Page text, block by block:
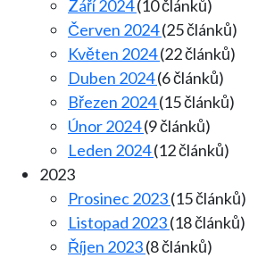
Září 2024(10 článků)
Červen 2024(25 článků)
Květen 2024(22 článků)
Duben 2024(6 článků)
Březen 2024(15 článků)
Únor 2024(9 článků)
Leden 2024(12 článků)
2023
Prosinec 2023(15 článků)
Listopad 2023(18 článků)
Říjen 2023(8 článků)